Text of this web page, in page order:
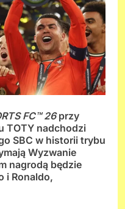
FC™ 26przy
TOTY nadchodzi
SBC w historii trybu
Wyzwanie
nagrodą będzie
i Ronaldo,